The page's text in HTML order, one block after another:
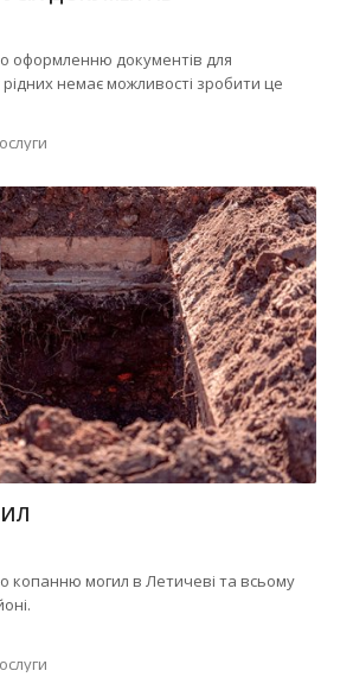
оформленню документів для
немає можливості зробити це
копанню могил в Летичеві та всьому